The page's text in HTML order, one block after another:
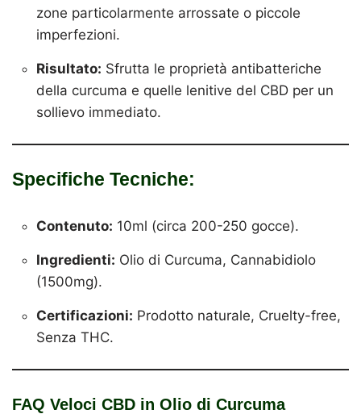
zone particolarmente arrossate o piccole
imperfezioni.
Risultato: Sfrutta le proprietà antibatteriche
della curcuma e quelle lenitive del CBD per un
sollievo immediato.
Specifiche Tecniche:
Contenuto: 10ml (circa 200-250 gocce).
Ingredienti: Olio di Curcuma, Cannabidiolo
(1500mg).
Certificazioni: Prodotto naturale, Cruelty-free,
Senza THC.
FAQ Veloci CBD in Olio di Curcuma